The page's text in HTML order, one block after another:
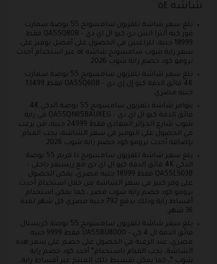
شاشه ٥٤
بلغ سعر شاشة تلفزيون سامسونج 55 بوصة سمارت
فور كيه ألترا اتش دي كيو ال اي دي – QA55Q80B فقط
18999 جنيه، للراغبين في الحصول على أفضل توفير على
سعر راية شوب سامسونج شاشه ٥٤ عبر استخدام أحدث
برومو كود خصم راية شوب 2026.
بلغ سعر شاشة تلفزيون سامسونج 55 بوصة سمارت
4K فائق الدقة كيو إل إي دي – QA55Q60B فقط 13499
جنيه مصري.
يتوافر شاشة تلفزيون سامسونج 55 بوصة الذكي 4K
فائق الدقة كيو ال اي دي – QA55QN85BAUXEG في راية
شوب شارع الجزائر المعادي فقط 24999 جنيه، من يرغب
في الحصول على التوفير في سعر الشاشة، يجب القيام
بإضافة أحدث برومو كود خصم راية شوب 2026.
بلغ سعر شاشة تلفزيون سامسونج ذا فريم 55 بوصة
الذكي 4K فائق الدقة كيو ال اي دي مع ريسيفر داخلي –
QA55LS03B فقط 18999 جنيه مصري، يمكن الحصول
على وفر كبير في سعر الشاشة من خلال استخدام أحدث
برومو كود خصم راية شوب مصر ، كما يمكن استخدام
أقساط راية وذلك بدفع 792 جنية مصري كل شهر لمدة
36 شهر.
بلغ سعر شاشة تلفزيون سامسونج 55 بوصة كريستال
فائق الدقة ال 4 كي – UA55BU8000 فقط 9999 جنيه
مصري، عند الرغبة في الحصول على خصم على سعر هذه
الشاشة، يجب القيام باستخدام” أجدد كود خصم راية
شوب “، كما يمكن تقسيط ذلك المنتج عبر أقساط راية،